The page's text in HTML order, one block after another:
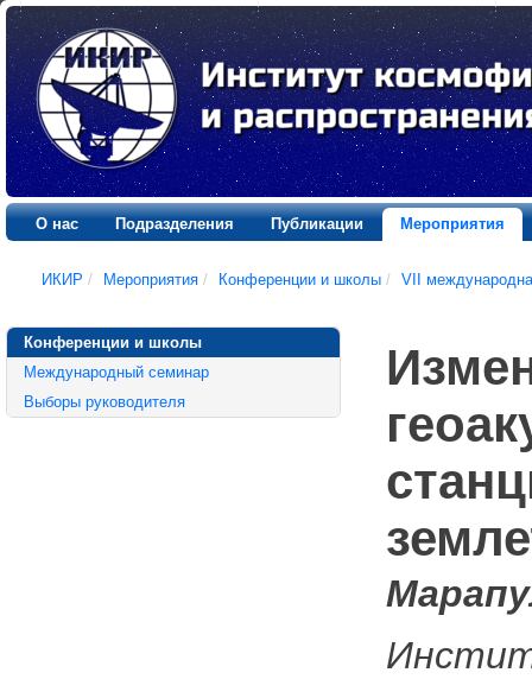
О нас Подразделения Публикации Мероприятия
ИКИР / Мероприятия / Конференции и школы / VII
Конференции и школы
Международный семинар
Выборы руководителя